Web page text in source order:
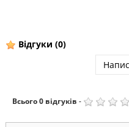
Відгуки (0)
Всього0 відгуків -